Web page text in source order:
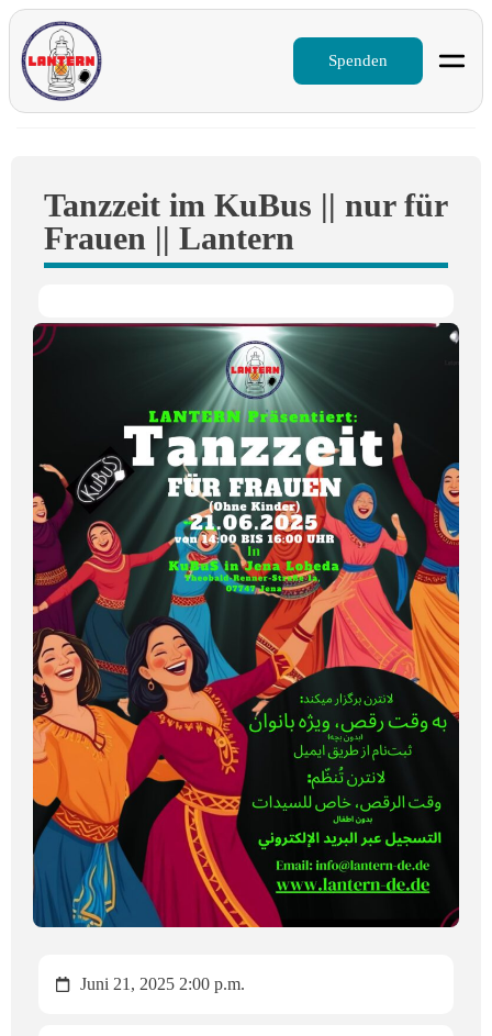
Spenden
Tanzzeit im KuBus || nur für
Frauen || Lantern
Juni 21, 2025 2:00 p.m.